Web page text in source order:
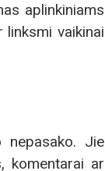
aplinkiniams
vaikinai
Jie
komentarai ar